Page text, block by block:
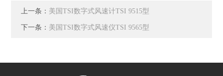
上一条： 美国TSI数字式风速计TSI 9515型
下一条： 美国TSI数字式风速仪TSI 9565型